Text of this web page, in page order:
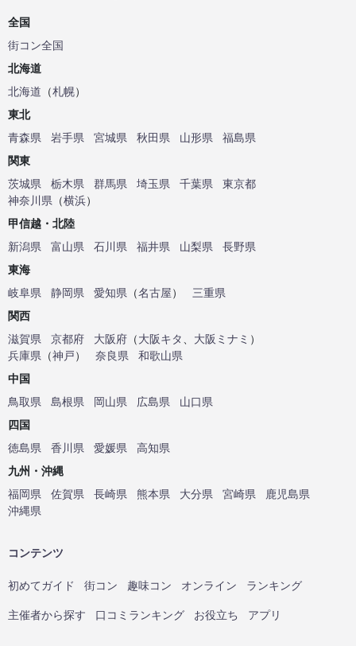
全国
街コン全国
北海道
北海道 （札幌）
東北
青森県
岩手県 宮城県 秋田県 山形県
福島県
関東
茨城県
栃木県 群馬県 埼玉県 千葉県
東京都
神奈川県 （横浜）
甲信越・北陸
新潟県
富山県 石川県 福井県 山梨県
長野県
東海
岐阜県
静岡県 愛知県 （名古屋）
三重県
関西
滋賀県
京都府 大阪府 （大阪キタ 大阪ミナミ ）
兵庫県 （神戸） 奈良県
和歌山県
中国
鳥取県
島根県 岡山県 広島県
山口県
四国
徳島県
香川県 愛媛県
高知県
九州・沖縄
福岡県
佐賀県 長崎県 熊本県 大分県 宮崎県
鹿児島県
沖縄県
コンテンツ
初めてガイド 街コン 趣味コン オンライン ランキング
主催者から探す 口コミランキング お役立ち アプリ